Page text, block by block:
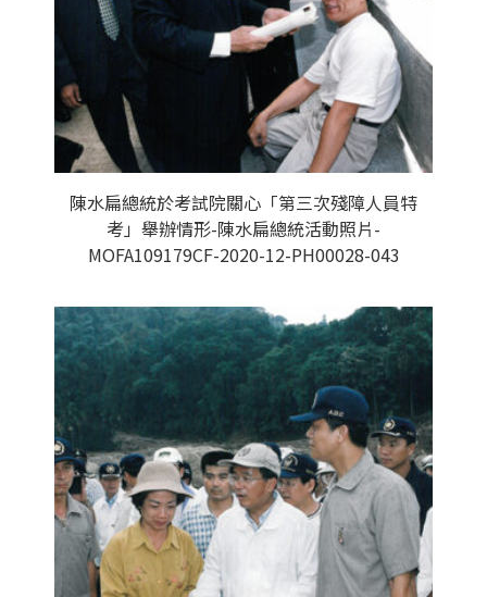
陳水扁總統於考試院關心「第三次殘障人員特
考」舉辦情形-陳水扁總統活動照片-
MOFA109179CF-2020-12-PH00028-043